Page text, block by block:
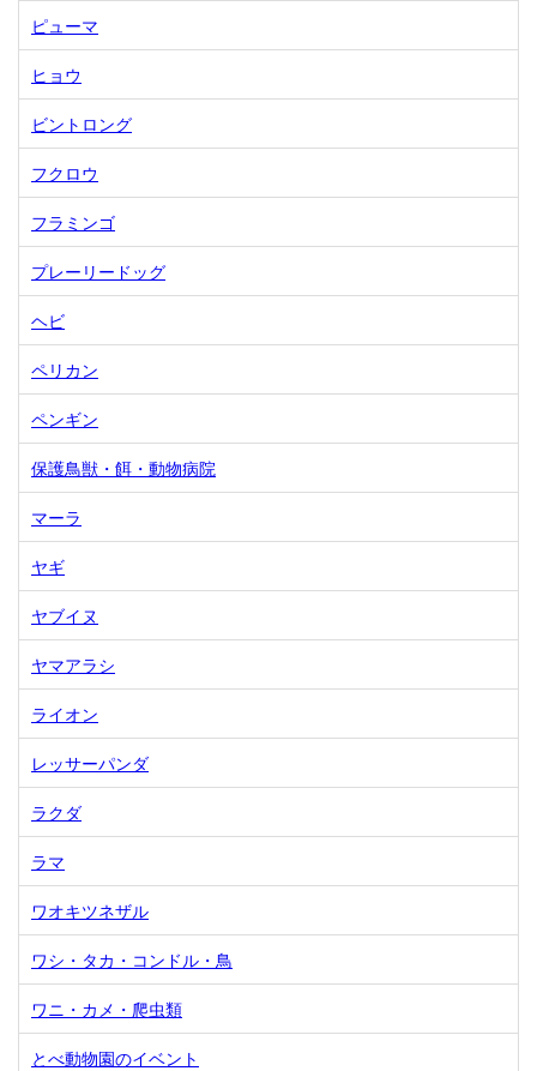
ピューマ
ヒョウ
ビントロング
フクロウ
フラミンゴ
プレーリードッグ
ヘビ
ペリカン
ペンギン
保護鳥獣・餌・動物病院
マーラ
ヤギ
ヤブイヌ
ヤマアラシ
ライオン
レッサーパンダ
ラクダ
ラマ
ワオキツネザル
ワシ・タカ・コンドル・鳥
ワニ・カメ・爬虫類
とべ動物園のイベント